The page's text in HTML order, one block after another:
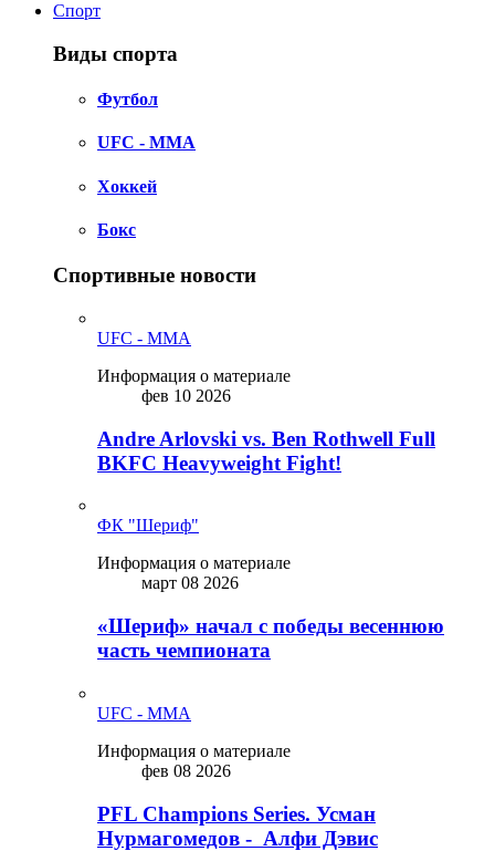
Спорт
Виды спорта
Футбол
UFC - MMA
Хоккей
Бокс
Спортивные новости
UFC - MMA
Информация о материале
фев 10 2026
Andre Arlovski vs. Ben Rothwell Full
BKFC Heavyweight Fight!
ФК "Шериф"
Информация о материале
март 08 2026
«Шериф» начал с победы весеннюю
часть чемпионата
UFC - MMA
Информация о материале
фев 08 2026
PFL Champions Series. Усман
Нурмагомедов - Алфи Дэвис